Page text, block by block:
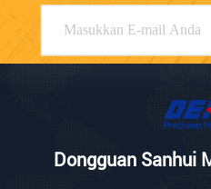
Dongguan Sanhui